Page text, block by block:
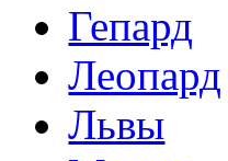
Гепард
Леопард
Львы